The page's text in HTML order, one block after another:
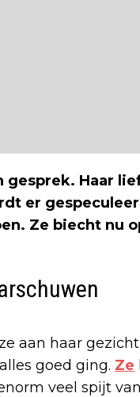
gesprek. Haar
er
Ze biecht nu
aan haar
goed ging. Ze
veel spijt